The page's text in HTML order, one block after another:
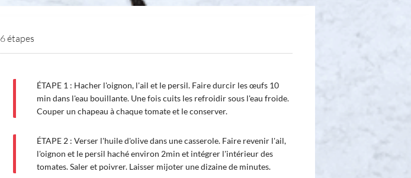
6 étapes
ÉTAPE 1 : Hacher l'oignon, l'ail et le persil. Faire durcir les œufs 10
min dans l'eau bouillante. Une fois cuits les refroidir sous l'eau froide.
Couper un chapeau à chaque tomate et le conserver.
ÉTAPE 2 : Verser l'huile d'olive dans une casserole. Faire revenir l'ail,
l'oignon et le persil haché environ 2min et intégrer l'intérieur des
tomates. Saler et poivrer. Laisser mijoter une dizaine de minutes.